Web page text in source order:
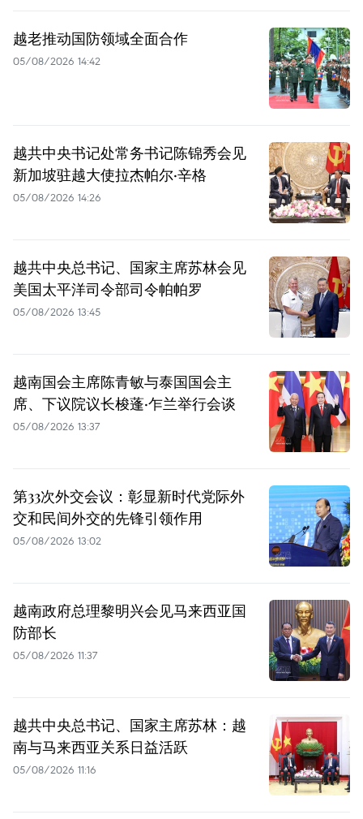
越老推动国防领域全面合作
05/08/2026 14:42
越共中央书记处常务书记陈锦秀会见
新加坡驻越大使拉杰帕尔·辛格
05/08/2026 14:26
越共中央总书记、国家主席苏林会见
美国太平洋司令部司令帕帕罗
05/08/2026 13:45
越南国会主席陈青敏与泰国国会主
席、下议院议长梭蓬·乍兰举行会谈
05/08/2026 13:37
第33次外交会议：彰显新时代党际外
交和民间外交的先锋引领作用
05/08/2026 13:02
越南政府总理黎明兴会见马来西亚国
防部长
05/08/2026 11:37
越共中央总书记、国家主席苏林：越
南与马来西亚关系日益活跃
05/08/2026 11:16